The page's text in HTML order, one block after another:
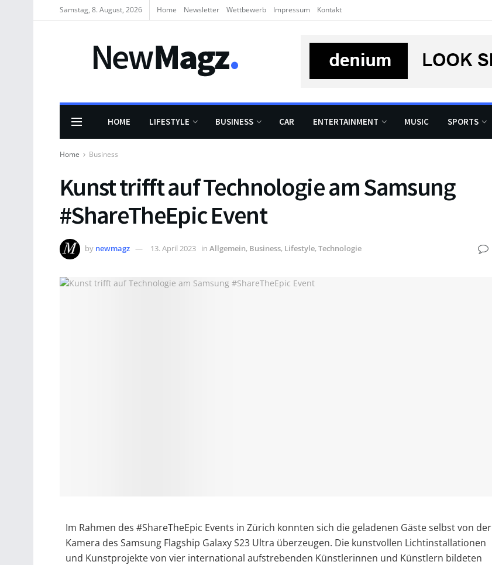
Samstag, 8. August, 2026 Home Newsletter Wettbewerb Impressum Kontakt
HOME LIFESTYLE BUSINESS CAR ENTERTAINMENT MUSIC SPORTS
Home Business
Kunst trifft auf Technologie am Samsung
#ShareTheEpic Event
by newmagz 13. April 2023 in Allgemein, Business, Lifestyle,Technologie
Im Rahmen des #ShareTheEpic Events in Zürich konnten sich die geladenen Gäste selbst von der
Kamera des Samsung Flagship Galaxy S23 Ultra überzeugen. Die kunstvollen Lichtinstallationen
und Kunstprojekte von vier international aufstrebenden Künstlerinnen und Künstlern bildeten